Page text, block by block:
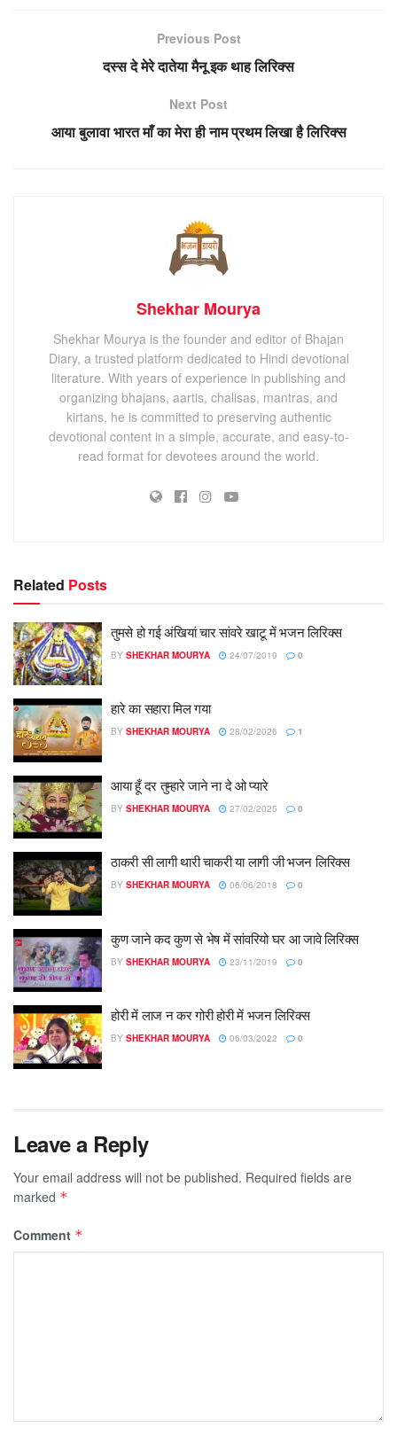
Previous Post
दस्स दे मेरे दातेया मैनू इक थाह लिरिक्स
Next Post
आया बुलावा भारत माँ का मेरा ही नाम प्रथम लिखा है लिरिक्स
Shekhar Mourya
Shekhar Mourya is the founder and editor of Bhajan
Diary, a trusted platform dedicated to Hindi devotional
literature. With years of experience in publishing and
organizing bhajans, aartis, chalisas, mantras, and
kirtans, he is committed to preserving authentic
devotional content in a simple, accurate, and easy-to-
read format for devotees around the world.
Related Posts
तुमसे हो गई अंखियां चार सांवरे खाटू में भजन लिरिक्स
BY SHEKHAR MOURYA 24/07/2019 0
हारे का सहारा मिल गया
BY SHEKHAR MOURYA 28/02/2026 1
आया हूँ दर तुम्हारे जाने ना दे ओ प्यारे
BY SHEKHAR MOURYA 27/02/2025 0
ठाकरी सी लागी थारी चाकरी या लागी जी भजन लिरिक्स
BY SHEKHAR MOURYA 06/06/2018 0
कुण जाने कद कुण से भेष में सांवरियो घर आ जावे लिरिक्स
BY SHEKHAR MOURYA 23/11/2019 0
होरी में लाज न कर गोरी होरी में भजन लिरिक्स
BY SHEKHAR MOURYA 06/03/2022 0
Leave a Reply
Your email address will not be published. Required fields are
marked *
Comment *